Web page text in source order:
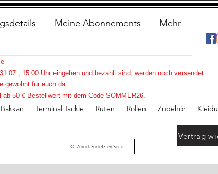
Meine Abonnements Mehr
Bakkan Terminal Tackle Ruten Rollen Zubehör
15:00 Uhr eingehen und bezahlt sind, werden noch versendet.
gewohnt für euch da.
50 € Bestellwert mit dem Code SOMMER26.
Vertrag
Zurück zur letzten Seite